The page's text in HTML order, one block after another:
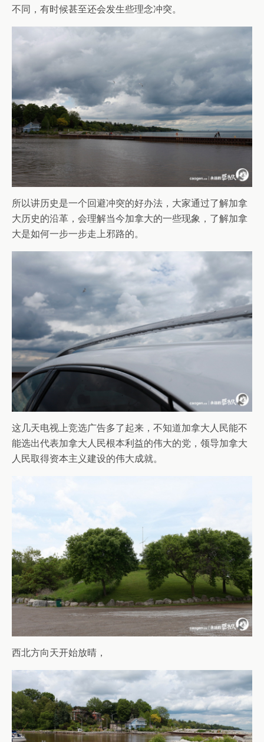
不同，有时候甚至还会发生些理念冲突。
所以讲历史是一个回避冲突的好办法，大家通过了解加拿
大历史的沿革，会理解当今加拿大的一些现象，了解加拿
大是如何一步一步走上邪路的。
这几天电视上竞选广告多了起来，不知道加拿大人民能不
能选出代表加拿大人民根本利益的伟大的党，领导加拿大
人民取得资本主义建设的伟大成就。
西北方向天开始放晴，